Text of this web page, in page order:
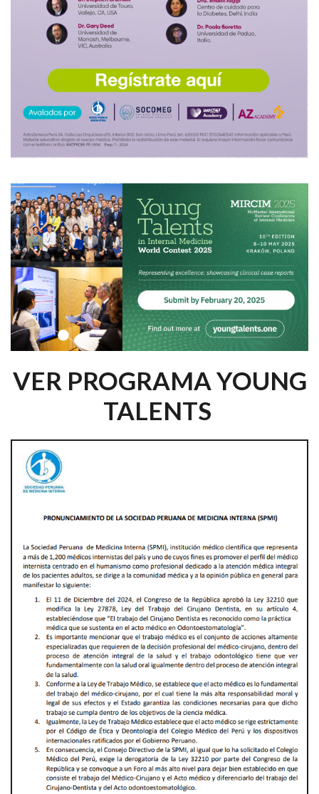
VER PROGRAMA YOUNG
TALENTS